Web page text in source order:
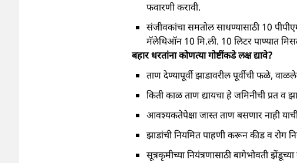
फवारणी करावी.
संजीवकांचा समतोल साधण्यासाठी 10 पीपीएम
मॅलेथिऑन 10 मि.ली. 10 लिटर पाण्यात
बहार धरतांना कोणत्या गोष्टींकडे लक्ष द्यावे?
ताण देण्यापूर्वी झाडावरील पूर्वीची फळे,
किती काळ ताण द्यायचा हे जमिनीची प्रत व
आवश्यकतेपेक्षा जास्त ताण बसणार नाही
झाडांची नियमित पाहणी करून कीड व रोग
सूत्रकृमीच्या नियंत्रणासाठी बागेभोवती